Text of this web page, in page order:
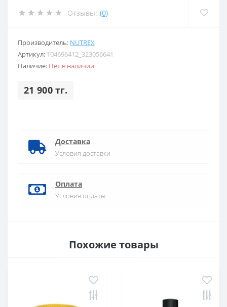
Отзывы: (0)
Производитель: NUTREX
Артикул: 104696412_323056641
Наличие: Нет в наличии
21 900 тг.
Доставка
Условия доставки
Оплата
Условия оплаты
Похожие товары